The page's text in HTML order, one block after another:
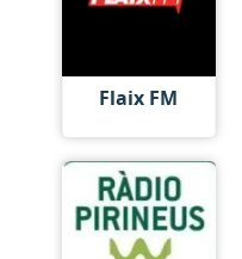
Flaix FM